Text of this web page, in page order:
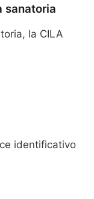
sanatoria
la CILA
identificativo